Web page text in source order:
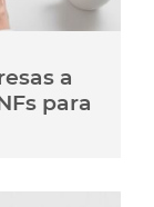
a
para